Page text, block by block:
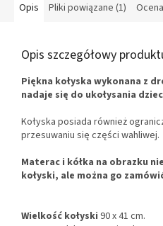
Opis Pliki powiązane (1) Ocena
Opis szczegółowy
Piękna kołyska wykonana z
nadaje się do ukołysania
Kołyska posiada również
przesuwaniu się części wahliwej.
Materac i kółka na obrazku
kołyski, ale można go
Wielkość kołyski 90 x 41 cm.